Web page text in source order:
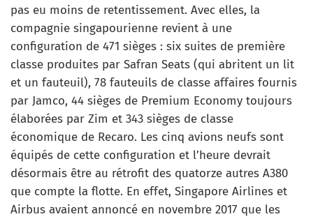
pas eu moins de retentissement. Avec elles, la
compagnie singapourienne revient à une
configuration de 471 sièges : six suites de première
classe produites par Safran Seats (qui abritent un lit
et un fauteuil), 78 fauteuils de classe affaires fournis
par Jamco, 44 sièges de Premium Economy toujours
élaborées par Zim et 343 sièges de classe
économique de Recaro. Les cinq avions neufs sont
équipés de cette configuration et l’heure devrait
désormais être au rétrofit des quatorze autres A380
que compte la flotte. En effet, Singapore Airlines et
Airbus avaient annoncé en novembre 2017 que les